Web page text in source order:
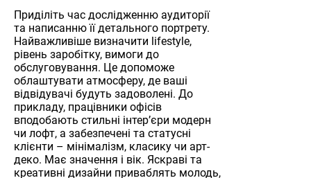
Приділіть час дослідженню аудиторії
та написанню її детального портрету.
Найважливіше визначити lifestyle,
рівень заробітку, вимоги до
обслуговування. Це допоможе
облаштувати атмосферу, де ваші
відвідувачі будуть задоволені. До
прикладу, працівники офісів
вподобають стильні інтер’єри модерн
чи лофт, а забезпечені та статусні
клієнти – мінімалізм, класику чи арт-
деко. Має значення і вік. Яскраві та
креативні дизайни приваблять молодь,